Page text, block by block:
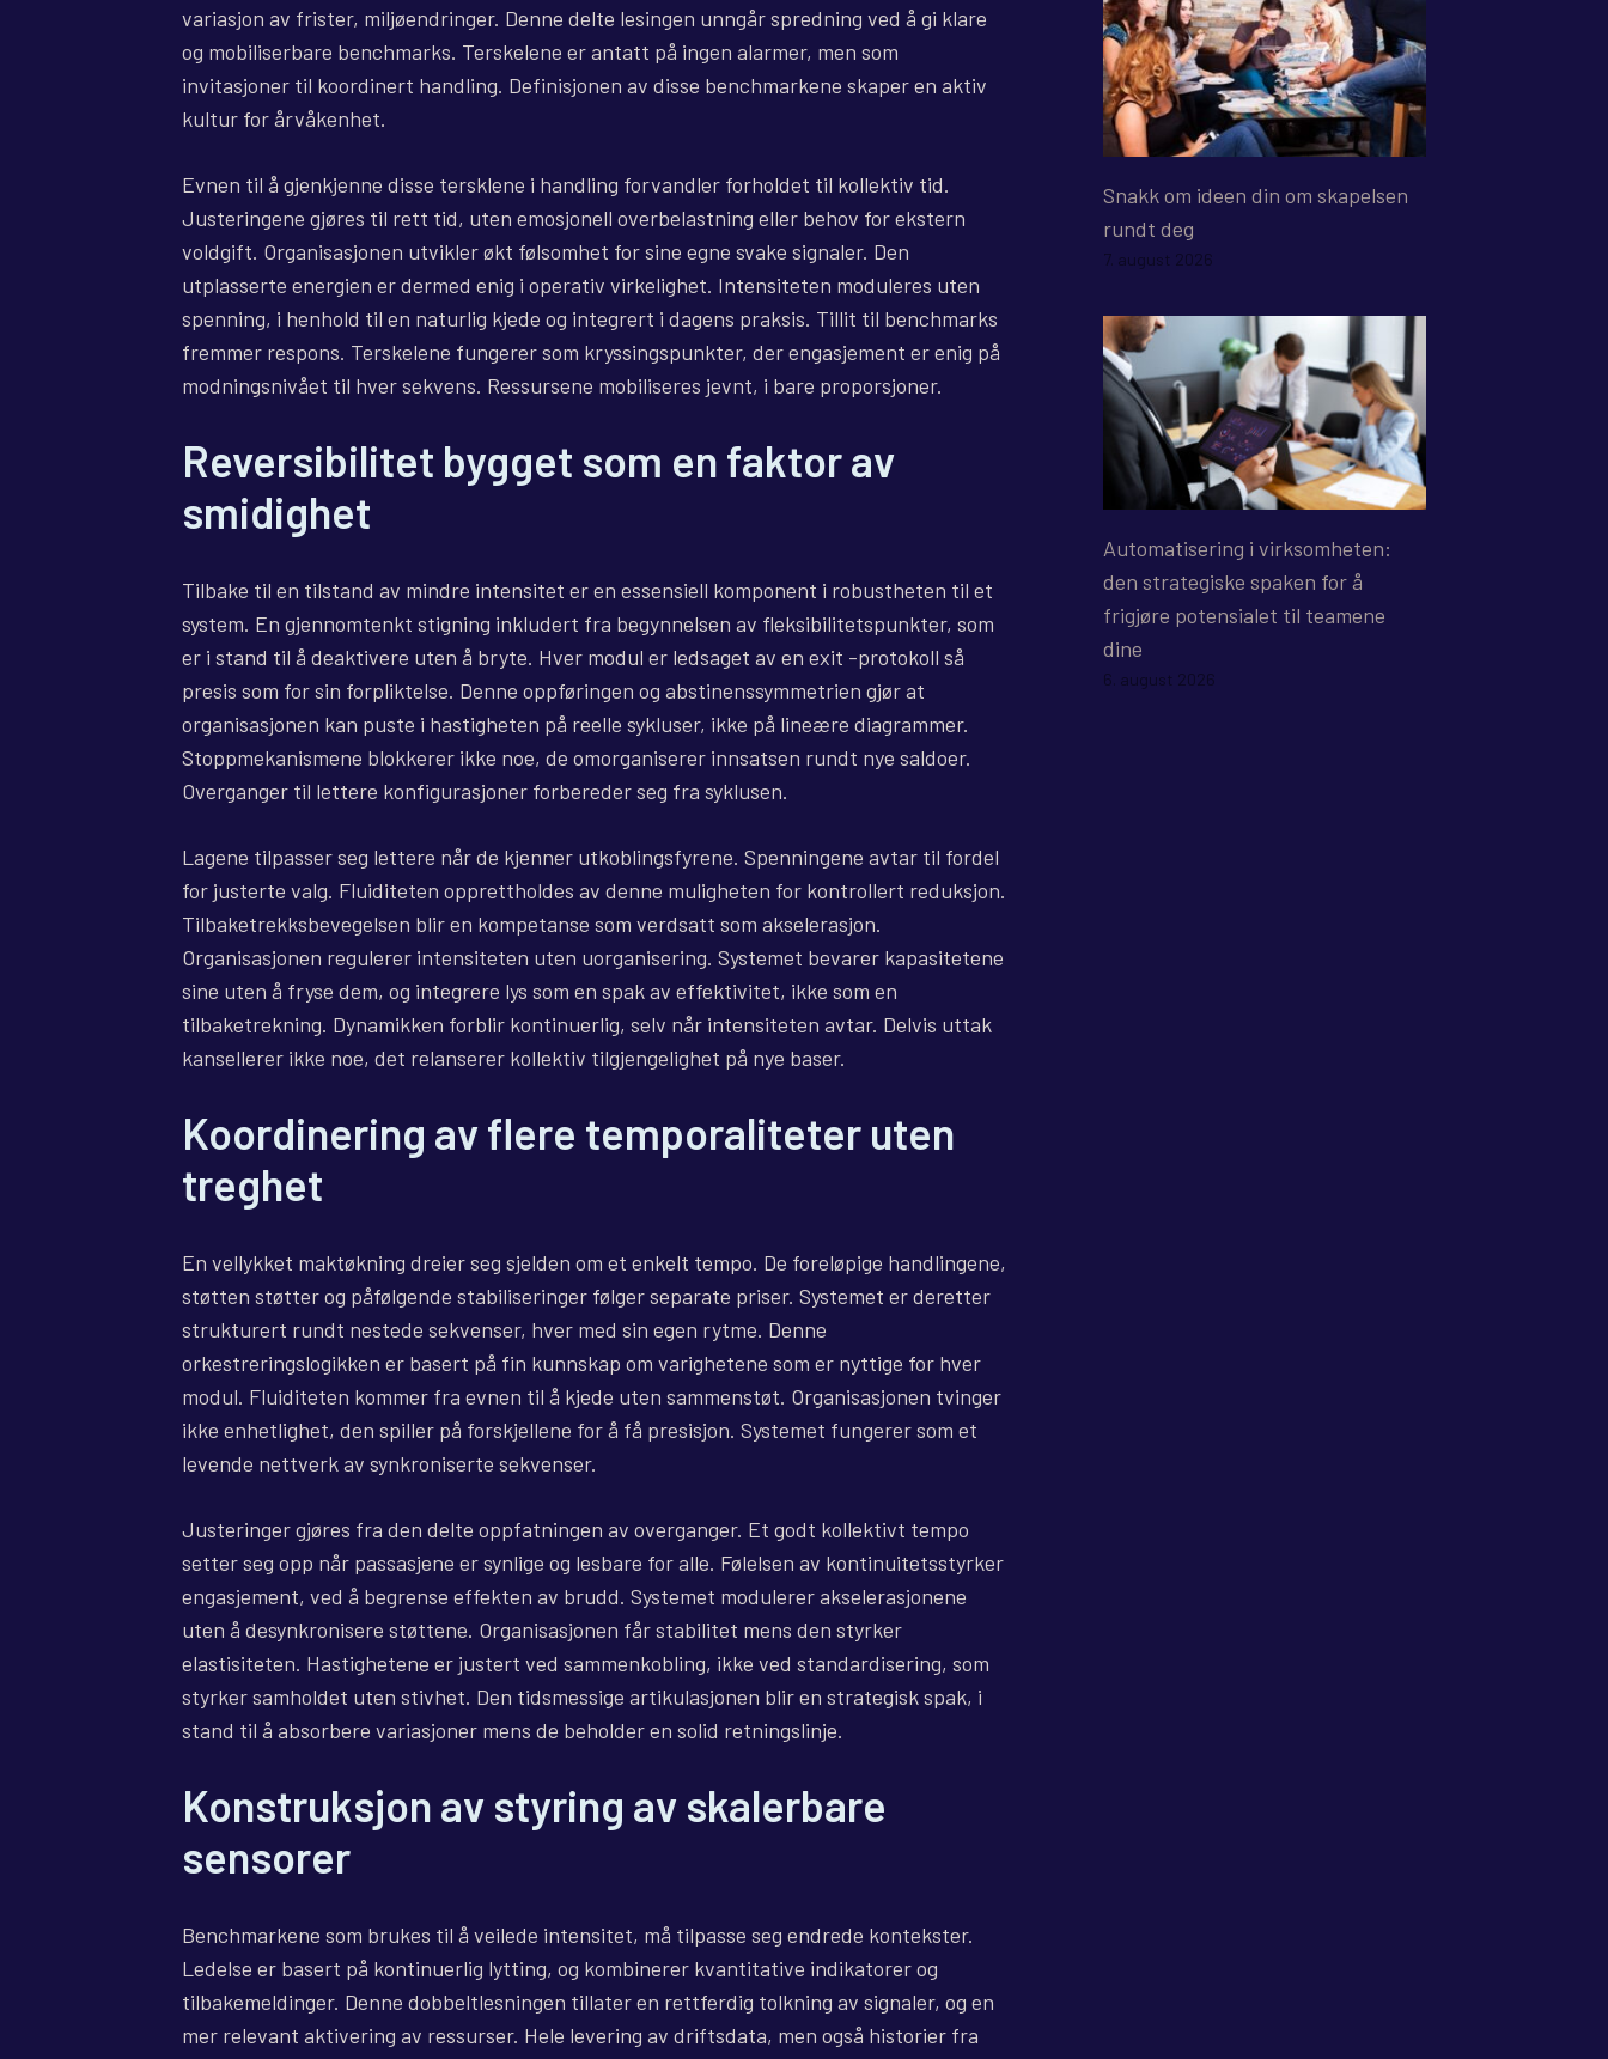
variasjon av frister, miljøendringer. Denne delte lesingen unngår spredning ved å gi klare
og mobiliserbare benchmarks. Terskelene er antatt på ingen alarmer, men som
invitasjoner til koordinert handling. Definisjonen av disse benchmarkene skaper en aktiv
kultur for årvåkenhet.
Evnen til å gjenkjenne disse tersklene i handling forvandler forholdet til kollektiv tid.
Justeringene gjøres til rett tid, uten emosjonell overbelastning eller behov for ekstern
voldgift. Organisasjonen utvikler økt følsomhet for sine egne svake signaler. Den
utplasserte energien er dermed enig i operativ virkelighet. Intensiteten moduleres uten
spenning, i henhold til en naturlig kjede og integrert i dagens praksis. Tillit til benchmarks
fremmer respons. Terskelene fungerer som kryssingspunkter, der engasjement er enig på
modningsnivået til hver sekvens. Ressursene mobiliseres jevnt, i bare proporsjoner.
Reversibilitet bygget som en faktor av
smidighet
Tilbake til en tilstand av mindre intensitet er en essensiell komponent i robustheten til et
system. En gjennomtenkt stigning inkludert fra begynnelsen av fleksibilitetspunkter, som
er i stand til å deaktivere uten å bryte. Hver modul er ledsaget av en exit -protokoll så
presis som for sin forpliktelse. Denne oppføringen og abstinenssymmetrien gjør at
organisasjonen kan puste i hastigheten på reelle sykluser, ikke på lineære diagrammer.
Stoppmekanismene blokkerer ikke noe, de omorganiserer innsatsen rundt nye saldoer.
Overganger til lettere konfigurasjoner forbereder seg fra syklusen.
Lagene tilpasser seg lettere når de kjenner utkoblingsfyrene. Spenningene avtar til fordel
for justerte valg. Fluiditeten opprettholdes av denne muligheten for kontrollert reduksjon.
Tilbaketrekksbevegelsen blir en kompetanse som verdsatt som akselerasjon.
Organisasjonen regulerer intensiteten uten uorganisering. Systemet bevarer kapasitetene
sine uten å fryse dem, og integrere lys som en spak av effektivitet, ikke som en
tilbaketrekning. Dynamikken forblir kontinuerlig, selv når intensiteten avtar. Delvis uttak
kansellerer ikke noe, det relanserer kollektiv tilgjengelighet på nye baser.
Koordinering av flere temporaliteter uten
treghet
En vellykket maktøkning dreier seg sjelden om et enkelt tempo. De foreløpige handlingene,
støtten støtter og påfølgende stabiliseringer følger separate priser. Systemet er deretter
strukturert rundt nestede sekvenser, hver med sin egen rytme. Denne
orkestreringslogikken er basert på fin kunnskap om varighetene som er nyttige for hver
modul. Fluiditeten kommer fra evnen til å kjede uten sammenstøt. Organisasjonen tvinger
ikke enhetlighet, den spiller på forskjellene for å få presisjon. Systemet fungerer som et
levende nettverk av synkroniserte sekvenser.
Justeringer gjøres fra den delte oppfatningen av overganger. Et godt kollektivt tempo
setter seg opp når passasjene er synlige og lesbare for alle. Følelsen av kontinuitetsstyrker
engasjement, ved å begrense effekten av brudd. Systemet modulerer akselerasjonene
uten å desynkronisere støttene. Organisasjonen får stabilitet mens den styrker
elastisiteten. Hastighetene er justert ved sammenkobling, ikke ved standardisering, som
styrker samholdet uten stivhet. Den tidsmessige artikulasjonen blir en strategisk spak, i
stand til å absorbere variasjoner mens de beholder en solid retningslinje.
Konstruksjon av styring av skalerbare
sensorer
Benchmarkene som brukes til å veilede intensitet, må tilpasse seg endrede kontekster.
Ledelse er basert på kontinuerlig lytting, og kombinerer kvantitative indikatorer og
tilbakemeldinger. Denne dobbeltlesningen tillater en rettferdig tolkning av signaler, og en
mer relevant aktivering av ressurser. Hele levering av driftsdata, men også historier fra
Snakk om ideen din om skapelsen
rundt deg
7. august 2026
Automatisering i virksomheten:
den strategiske spaken for å
frigjøre potensialet til teamene
dine
6. august 2026